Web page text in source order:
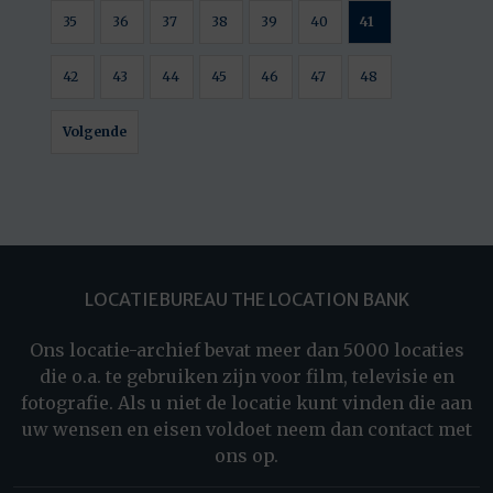
35 36 37 38 39 40 41
42 43 44 45 46 47 48
Volgende
LOCATIEBUREAU THE LOCATION BANK
Ons locatie-archief bevat meer dan 5000 locaties
die o.a. te gebruiken zijn voor film, televisie en
fotografie. Als u niet de locatie kunt vinden die aan
uw wensen en eisen voldoet neem dan contact met
ons op.